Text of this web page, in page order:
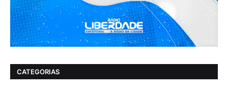
CATEGORIAS